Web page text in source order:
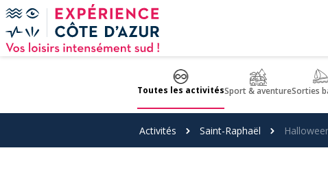
Panneau de gestion des cookies
Toutes les activitésSport & aventureSorties
Activités Saint-Raphaël